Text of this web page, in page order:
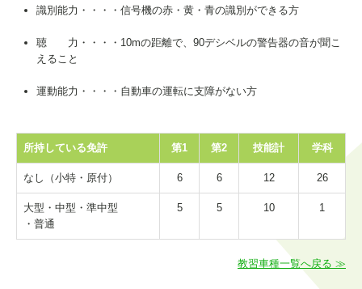
識別能力・・・・信号機の赤・黄・青の識別ができる方
聴 力・・・・10mの距離で、90デシベルの警告器の音が聞こ
えること
運動能力・・・・自動車の運転に支障がない方
所持している免許 第1 第2 技能計 学科
なし（小特・原付） 6 6 12 26
大型・中型・準中型
・普通
5 5 10 1
教習車種一覧へ戻る ≫